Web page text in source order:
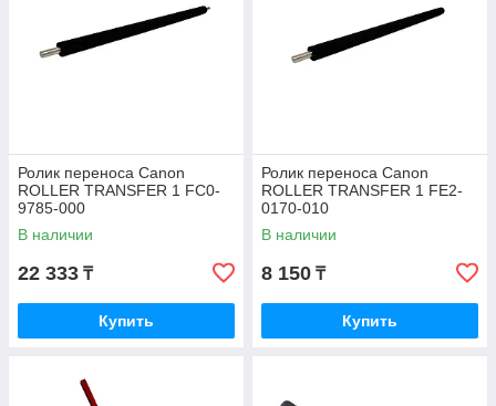
Ролик переноса Canon
ROLLER TRANSFER 1 FC0-
9785-000
В наличии
22 333 ₸
Купить
Ролик переноса Canon
ROLLER TRANSFER 1 FE2-
0170-010
В наличии
8 150 ₸
Купить